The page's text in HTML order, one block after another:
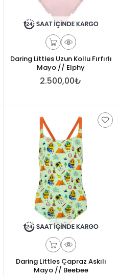
Daring Littles Uzun Kollu Fırfırlı
Mayo // Elphy
2.500,00₺
Daring Littles Çapraz Askılı
Mayo // Beebee